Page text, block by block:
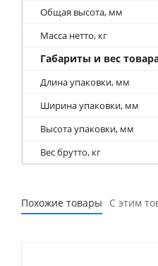
Общая высота, мм
Масса нетто, кг
Габариты и вес
Длина упаковки, мм
Ширина упаковки, мм
Высота упаковки, мм
Вес брутто, кг
Похожие товары С этим